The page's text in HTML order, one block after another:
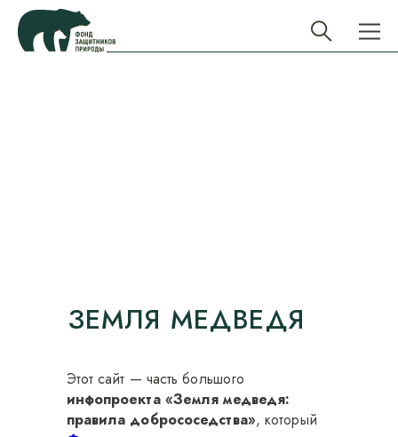
Этот сайт — часть большого
инфопроекта «Земля медведя:
правила добрососедства», который
ЗЕМЛЯ МЕДВЕДЯ